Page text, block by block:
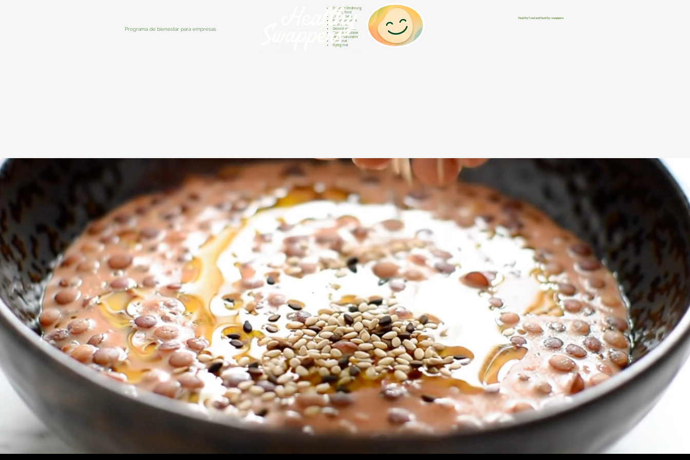
Programa de bienestar para empresas
Gesunde Ernährung
Healthy food
Comida sana
Nourriture saine
Cibo sano
Gezond voedsel
Comida saudável
Menjar saludable
Sunn mat
Nyttig mat
Healthy food and healthy swappers